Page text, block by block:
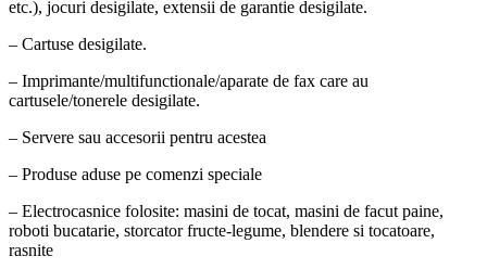
etc.), jocuri desigilate, extensii de garantie desigilate.
– Cartuse desigilate.
– Imprimante/multifunctionale/aparate de fax care au
cartusele/tonerele desigilate.
– Servere sau accesorii pentru acestea
– Produse aduse pe comenzi speciale
– Electrocasnice folosite: masini de tocat, masini de facut paine,
roboti bucatarie, storcator fructe-legume, blendere si tocatoare,
rasnite